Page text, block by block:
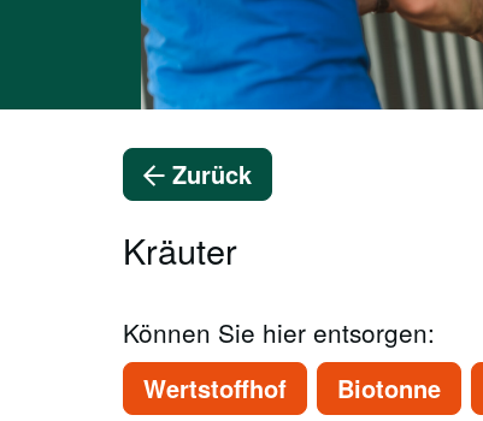
Zurück
Kräuter
Können Sie hier entsorgen:
Wertstoffhof Biotonne